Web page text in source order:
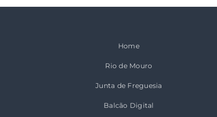
Home
Rio de Mouro
Junta de Freguesia
Balcão Digital